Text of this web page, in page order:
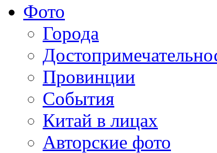
Фото
Города
Провинции
События
Китай в лицах
Авторские фото